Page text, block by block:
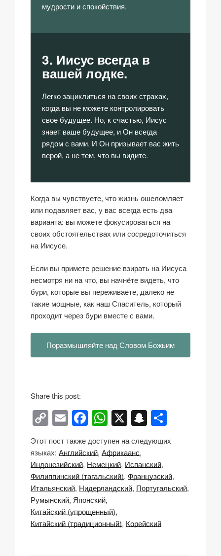
мудрости и спокойствия.
3. Иисус всегда в
вашей лодке.
Легко зациклиться на своих страхах,
когда вы не можете контролировать
свое будущее. Но, к счастью, Иисус
знает ваше будущее, и Он всегда
рядом с вами. И Он призывает вас жить
верой, а не тем, что вы видите.
Когда вы чувствуете, что жизнь ошеломляет
или подавляет вас, у вас всегда есть два
варианта: вы можете фокусироваться на
своих обстоятельствах или сосредоточиться
на Иисусе.
Если вы примете решение взирать на Иисуса
несмотря ни на что, вы начнёте видеть, что
бури, которые вы переживаете, далеко не
такие мощные, как наш Спаситель, который
проходит через бури вместе с вами.
Поразмышляйте над Словом Божьим
Share this post:
C
o
p
y
Li
n
k
E
m
ail
F
a
c
e
b
o
o
k
W
h
at
s
A
p
p
X S
n
a
p
c
h
тп
р
в
и
Этот пост также доступен на следующих
языках: Английский Африкаанс
Индонезийский Немецкий Испанский
Филиппинский (тагальский) Французский
Итальянский Нидерландский Португальский
Румынский Японский
Китайский (упрощенный)
Китайский (традиционный) Корейский